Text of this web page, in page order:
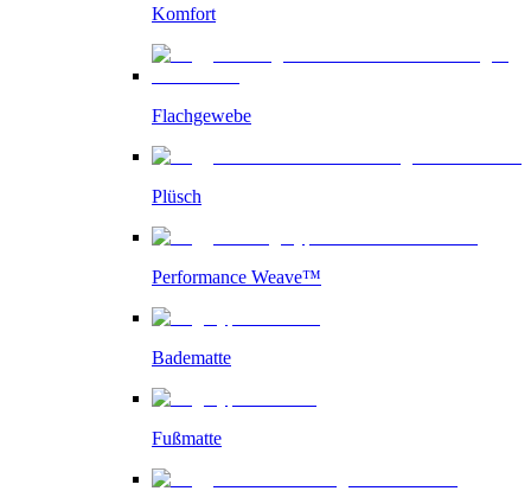
Komfort
Flachgewebe
Plüsch
Performance Weave™
Badematte
Fußmatte